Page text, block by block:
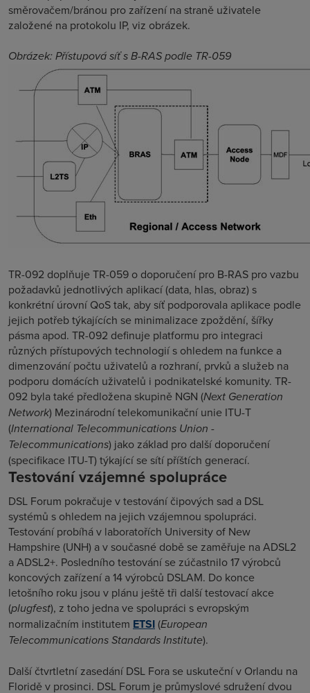
směrovačem/bránou pro zařízení na straně uživatele
založené na protokolu IP, viz obrázek.
Obrázek: Přístupová síť s B-RAS podle TR-059
TR-092 doplňuje TR-059 o doporučení pro B-RAS pro vazbu
požadavků jednotlivých aplikací (data, hlas, obraz) s
konkrétní úrovní QoS tak, aby síť podporovala aplikace podle
jejich potřeb týkajících se minimalizace zpoždění, šířky
pásma apod. TR-092 definuje platformu pro integraci
různých přístupových technologií s ohledem na funkce a
dimenzování počtu uživatelů a rozhraní, prvků a služeb na
podporu domácích uživatelů i podnikatelské komunity. TR-
092 byla také předložena skupině NGN (Next Generation
Network) Mezinárodní telekomunikační unie ITU-T
(International Telecommunications Union -
Telecommunications) jako základ pro další doporučení
(specifikace ITU-T) týkající se sítí příštích generací.
Testování vzájemné spolupráce
DSL Forum pokračuje v testování čipových sad a DSL
systémů s ohledem na jejich vzájemnou spolupráci.
Testování probíhá v laboratořích University of New
Hampshire (UNH) a v současné době se zaměřuje na ADSL2
a ADSL2+. Posledního testování se zúčastnilo 17 výrobců
koncových zařízení a 14 výrobců DSLAM. Do konce
letošního roku jsou v plánu ještě tři další testovací akce
(plugfest), z toho jedna ve spolupráci s evropským
normalizačním institutem ETSI(European
Telecommunications Standards Institute).
Další čtvrtletní zasedání DSL Fora se uskuteční v Orlandu na
Floridě v prosinci. DSL Forum je průmyslové sdružení dvou